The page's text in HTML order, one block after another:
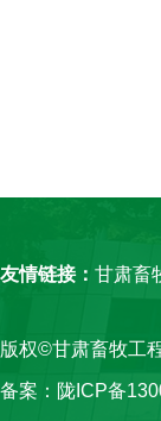
友情链接： 甘肃畜
版权©甘肃畜牧工
备案： 陇ICP备